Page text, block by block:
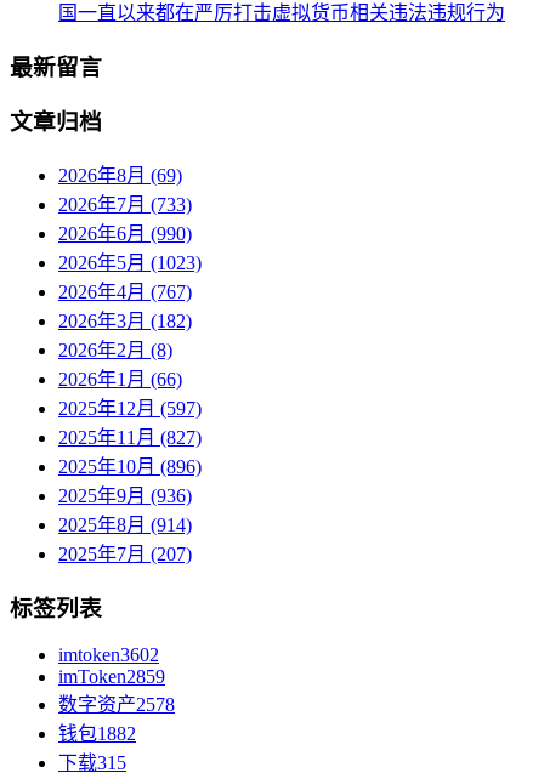
国一直以来都在严厉打击虚拟货币相关违法违规行为
最新留言
文章归档
2026年8月 (69)
2026年7月 (733)
2026年6月 (990)
2026年5月 (1023)
2026年4月 (767)
2026年3月 (182)
2026年2月 (8)
2026年1月 (66)
2025年12月 (597)
2025年11月 (827)
2025年10月 (896)
2025年9月 (936)
2025年8月 (914)
2025年7月 (207)
标签列表
imtoken3602
imToken2859
数字资产2578
钱包1882
下载315